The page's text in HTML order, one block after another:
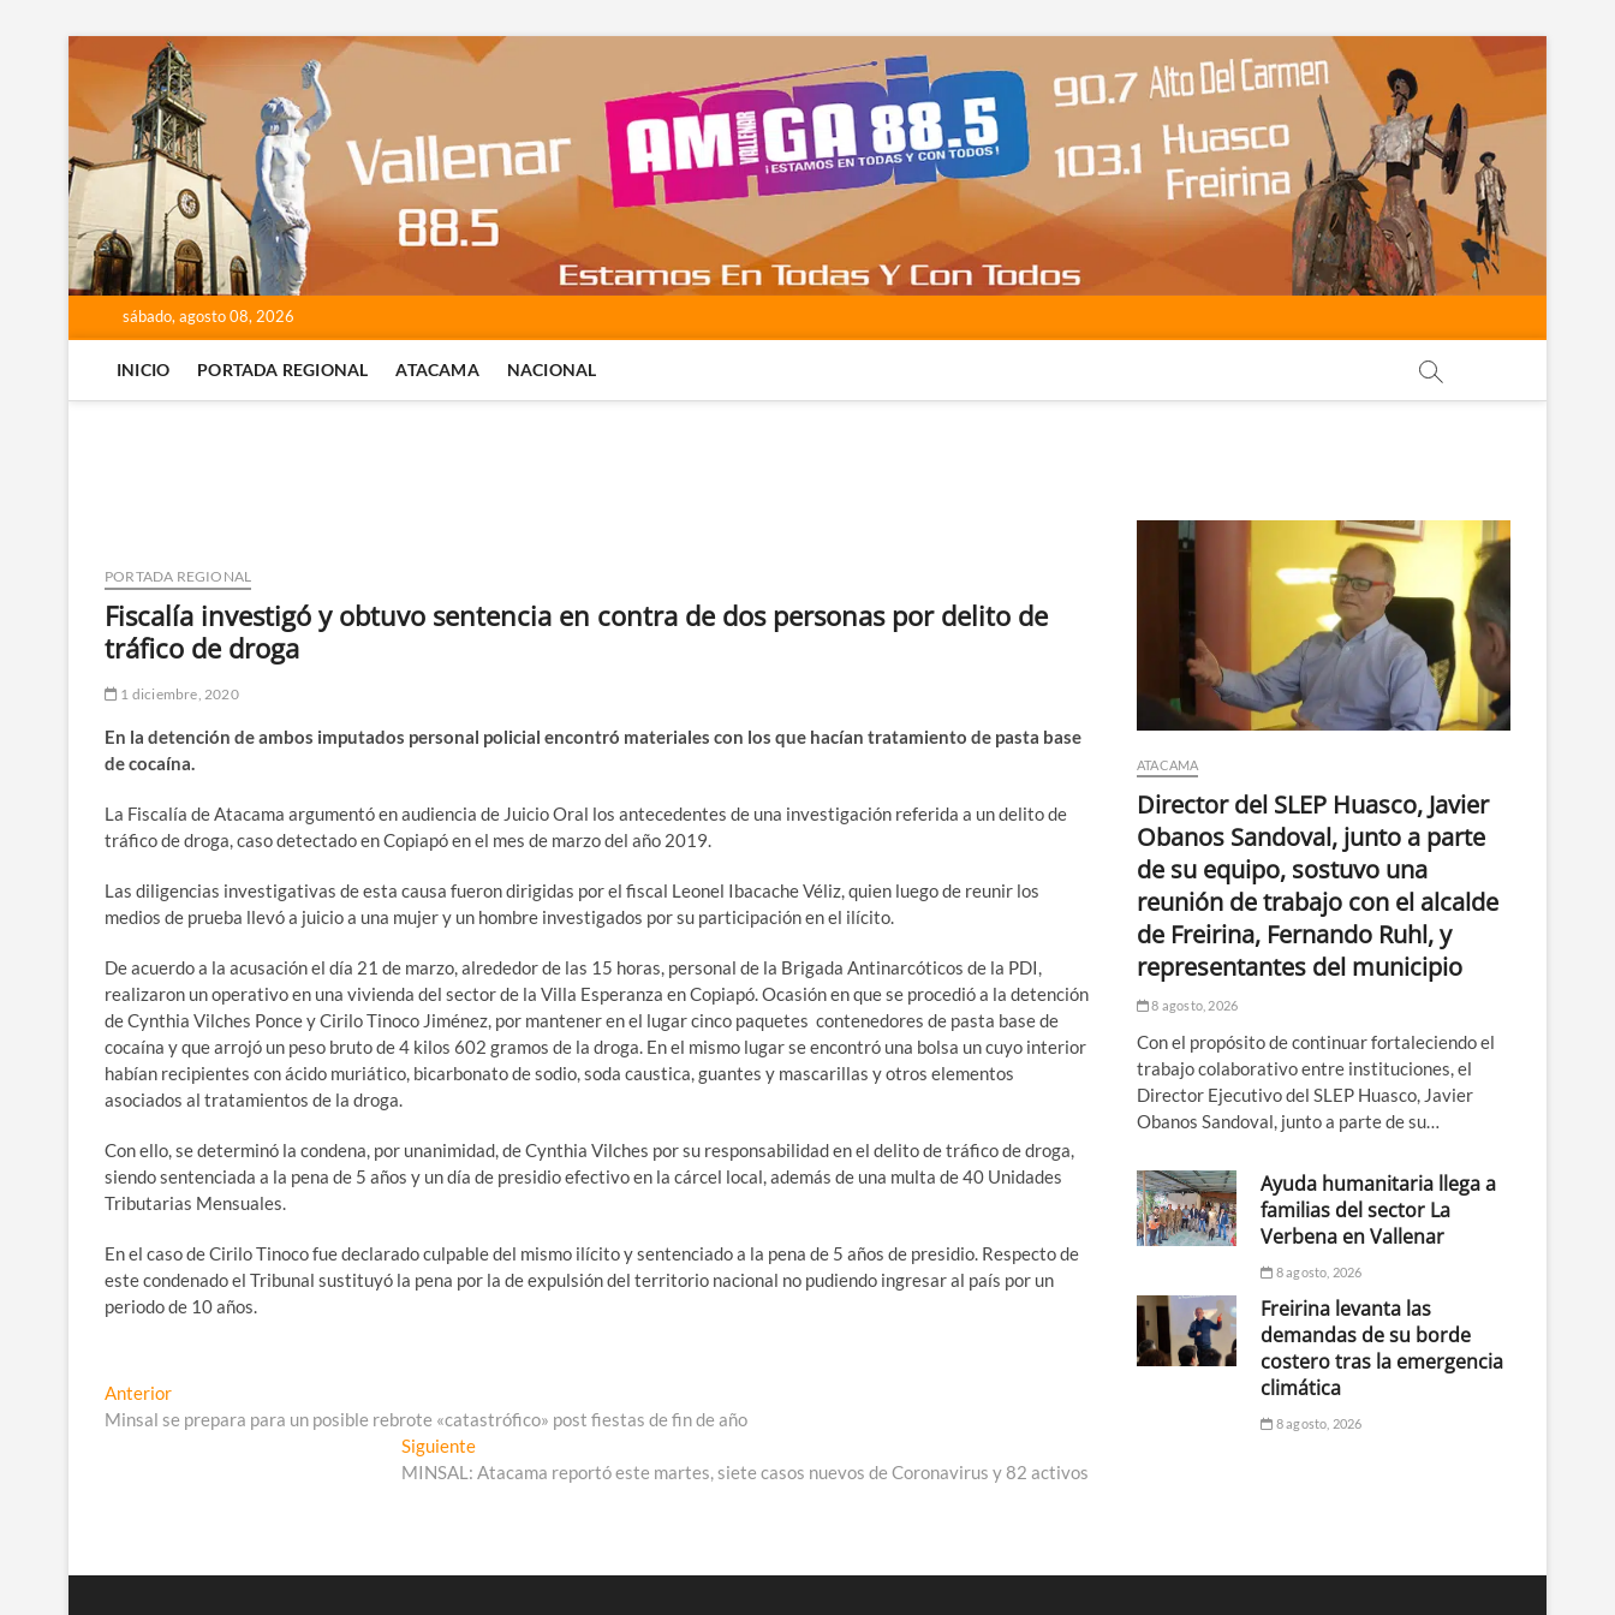
contenido
sábado, agosto 08, 2026
INICIO PORTADA REGIONAL ATACAMA NACIONAL
PORTADA REGIONAL
Fiscalía investigó y obtuvo sentencia en contra de dos personas por delito de
tráfico de droga
1 diciembre, 2020
En la detención de ambos imputados personal policial encontró materiales con los que hacían tratamiento de pasta base
de cocaína.
La Fiscalía de Atacama argumentó en audiencia de Juicio Oral los antecedentes de una investigación referida a un delito de
tráfico de droga, caso detectado en Copiapó en el mes de marzo del año 2019.
Las diligencias investigativas de esta causa fueron dirigidas por el fiscal Leonel Ibacache Véliz, quien luego de reunir los
medios de prueba llevó a juicio a una mujer y un hombre investigados por su participación en el ilícito.
De acuerdo a la acusación el día 21 de marzo, alrededor de las 15 horas, personal de la Brigada Antinarcóticos de la PDI,
realizaron un operativo en una vivienda del sector de la Villa Esperanza en Copiapó. Ocasión en que se procedió a la detención
de Cynthia Vilches Ponce y Cirilo Tinoco Jiménez, por mantener en el lugar cinco paquetes contenedores de pasta base de
cocaína y que arrojó un peso bruto de 4 kilos 602 gramos de la droga. En el mismo lugar se encontró una bolsa un cuyo interior
habían recipientes con ácido muriático, bicarbonato de sodio, soda caustica, guantes y mascarillas y otros elementos
asociados al tratamientos de la droga.
Con ello, se determinó la condena, por unanimidad, de Cynthia Vilches por su responsabilidad en el delito de tráfico de droga,
siendo sentenciada a la pena de 5 años y un día de presidio efectivo en la cárcel local, además de una multa de 40 Unidades
Tributarias Mensuales.
En el caso de Cirilo Tinoco fue declarado culpable del mismo ilícito y sentenciado a la pena de 5 años de presidio. Respecto de
este condenado el Tribunal sustituyó la pena por la de expulsión del territorio nacional no pudiendo ingresar al país por un
periodo de 10 años.
Navegación
de
AnteriorEntrada
anterior:
Minsal se prepara para un posible rebrote «catastrófico» post fiestas de fin de año
SiguienteEntrada
siguiente:
MINSAL: Atacama reportó este martes, siete casos nuevos de Coronavirus y 82 activos
ATACAMA
Director del SLEP Huasco, Javier
Obanos Sandoval, junto a parte
de su equipo, sostuvo una
reunión de trabajo con el alcalde
de Freirina, Fernando Ruhl, y
representantes del municipio
8 agosto, 2026
Con el propósito de continuar fortaleciendo el
trabajo colaborativo entre instituciones, el
Director Ejecutivo del SLEP Huasco, Javier
Obanos Sandoval, junto a parte de su…
Ayuda humanitaria llega a
familias del sector La
Verbena en Vallenar
8 agosto, 2026
Freirina levanta las
demandas de su borde
costero tras la emergencia
climática
8 agosto, 2026